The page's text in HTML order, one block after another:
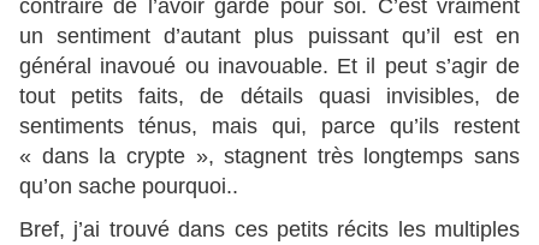
contraire de l’avoir gardé pour soi. C’est vraiment
un sentiment d’autant plus puissant qu’il est en
général inavoué ou inavouable. Et il peut s’agir de
tout petits faits, de détails quasi invisibles, de
sentiments ténus, mais qui, parce qu’ils restent
« dans la crypte », stagnent très longtemps sans
qu’on sache pourquoi..
Bref, j’ai trouvé dans ces petits récits les multiples